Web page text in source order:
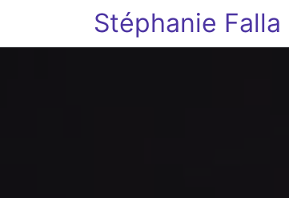
Stéphanie Falla